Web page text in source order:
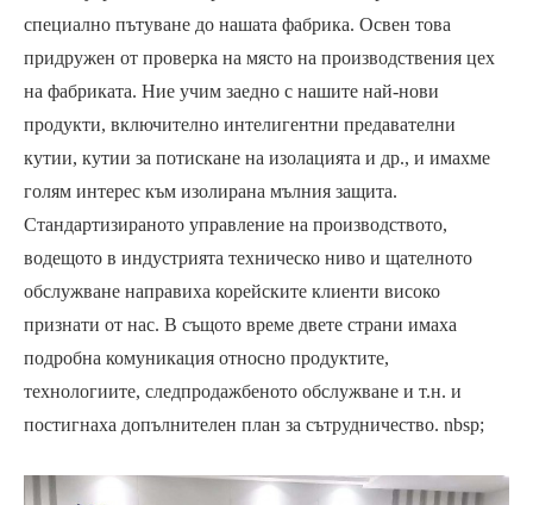
специално пътуване до нашата фабрика. Освен това
придружен от проверка на място на производствения цех
на фабриката. Ние учим заедно с нашите най-нови
продукти, включително интелигентни предавателни
кутии, кутии за потискане на изолацията и др., и имахме
голям интерес към изолирана мълния защита.
Стандартизираното управление на производството,
водещото в индустрията техническо ниво и щателното
обслужване направиха корейските клиенти високо
признати от нас. В същото време двете страни имаха
подробна комуникация относно продуктите,
технологиите, следпродажбеното обслужване и т.н. и
постигнаха допълнителен план за сътрудничество. nbsp;